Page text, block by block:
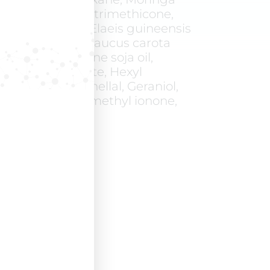
oil, Phenyl trimethicone,
Elaeis guineensis
Tocopherol, Daucus carota
Parfum, Glycine soja oil,
Benzyl benzoate, Hexyl
Hydroxycitronellal, Geraniol,
Alpha-isomethyl ionone,